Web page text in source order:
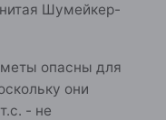
Шумейкер-
опасны для
они
- не